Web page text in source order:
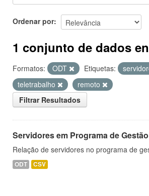
Sobre
Ordenar por
1 conjunto de dados
Formatos: ODT Etiquetas:
teletrabalho
remoto
Filtrar Resultados
Servidores em Programa de Gestão
Relação de servidores no programa de
ODT CSV